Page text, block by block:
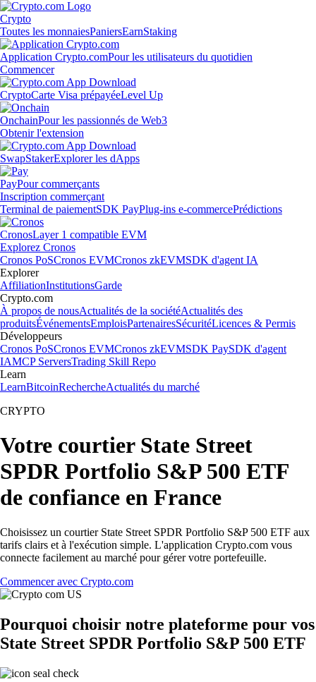
Crypto
Toutes les monnaiesPaniersEarnStaking
Application Crypto.comPour les utilisateurs du quotidien
Commencer
CryptoCarte Visa prépayéeLevel Up
OnchainPour les passionnés de Web3
Obtenir l'extension
SwapStakerExplorer les dApps
PayPour commerçants
Inscription commerçant
Terminal de paiementSDK PayPlug-ins e-commercePrédictions
CronosLayer 1 compatible EVM
Explorez Cronos
Cronos PoSCronos EVMCronos zkEVMSDK d'agent IA
Explorer
AffiliationInstitutionsGarde
Crypto.com
À propos de nousActualités de la sociétéActualités des
produitsÉvénementsEmploisPartenairesSécuritéLicences & Permis
Développeurs
Cronos PoSCronos EVMCronos zkEVMSDK PaySDK d'agent
IAMCP ServersTrading Skill Repo
Learn
LearnBitcoinRechercheActualités du marché
CRYPTO
Votre courtier State Street
SPDR Portfolio S&P 500 ETF
de confiance en France
Choisissez un courtier State Street SPDR Portfolio S&P 500 ETF aux
tarifs clairs et à l'exécution simple. L'application Crypto.com vous
connecte facilement au marché pour gérer votre portefeuille.
Commencer avec Crypto.com
Pourquoi choisir notre plateforme pour vos
State Street SPDR Portfolio S&P 500 ETF